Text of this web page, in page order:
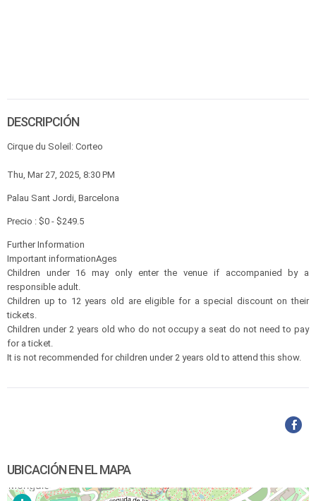
DESCRIPCIÓN
Cirque du Soleil: Corteo
Thu, Mar 27, 2025, 8:30 PM
Palau Sant Jordi, Barcelona
Precio : $0 - $249.5
Further Information
Important informationAges
Children under 16 may only enter the venue if accompanied by a
responsible adult.
Children up to 12 years old are eligible for a special discount on their
tickets.
Children under 2 years old who do not occupy a seat do not need to pay
for a ticket.
It is not recommended for children under 2 years old to attend this show.
UBICACIÓN EN EL MAPA